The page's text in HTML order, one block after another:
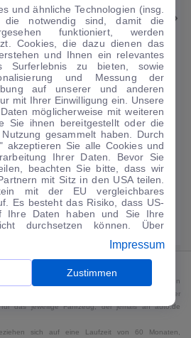
Virtual Cockpit Sitz
Automatik
Kaufen
/mtl.
Guter Preis4
·Finanzierungs-Details
Rate anpassen
l/100 km · CO₂-Emissionen komb. 132 g/km
für Neufahrzeuge und junge Gebrauchte um den
Für alle anderen Fahrzeuge entspricht der
das jeweilige Fahrzeug, der jemals an auto.de
sich auf eine Laufzeit von 60 Monaten,
und ähnliche Technologien (insg.
die notwendig sind, damit die
funktioniert, werden
Cookies, die dazu dienen das
und Ihnen ein relevantes
Surferlebnis zu bieten, sowie
und Messung der
auf unserer und anderen
mit Ihrer Einwilligung ein. Unsere
möglicherweise mit weiteren
Sie ihnen bereitgestellt oder die
gesammelt haben. Durch
akzeptieren Sie alle Cookies und
Ihrer Daten. Bevor Sie
beachten Sie bitte, dass wir
mit Sitz in den USA teilen.
mit der EU vergleichbares
Es besteht das Risiko, dass US-
Ihre Daten haben und Sie Ihre
durchsetzen können. Über
später jederzeit im Bereich
Weitere Informationen finden
.
Impressum
Zustimmen